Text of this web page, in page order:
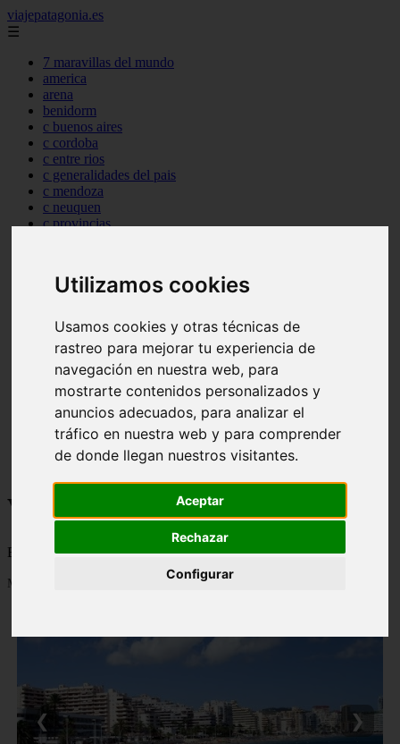
Utilizamos cookies
Usamos cookies y otras técnicas de
rastreo para mejorar tu experiencia de
navegación en nuestra web, para
mostrarte contenidos personalizados y
anuncios adecuados, para analizar el
tráfico en nuestra web y para comprender
de donde llegan nuestros visitantes.
Aceptar
Rechazar
Configurar
viajepatagonia.es
☰
7 maravillas del mundo
america
arena
benidorm
c buenos aires
c cordoba
c entre rios
c generalidades del pais
c mendoza
c neuquen
c provincias
c tucuman
carmen
category
destinos
gijon
lanzarote
live
monumentos
naturaleza
san
tenerife
Viajes a la Patagonia
Blog sobre la Patagonia en particular y sobre turismo en general
Mostrando 1 - 24 de 477 artículos
❮ ❯